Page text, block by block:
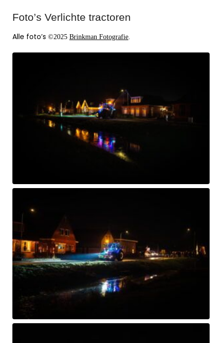
Foto’s Verlichte tractoren
Alle foto’s ©2025 Brinkman Fotografie.